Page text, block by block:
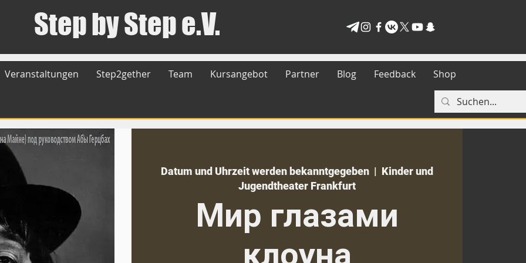
Step by Step e.V.
Veranstaltungen Step2gether Team Kursangebot Partner Blog Feedback Shop
Datum und Uhrzeit werden bekanntgegeben
  |
Kinder und
Jugendtheater Frankfurt
Мир глазами
клоуна